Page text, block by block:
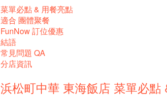
菜單必點 & 用餐亮點
適合 團體聚餐
FunNow 訂位優惠
結語
常見問題 QA
分店資訊
浜松町中華 東海飯店 菜單必點